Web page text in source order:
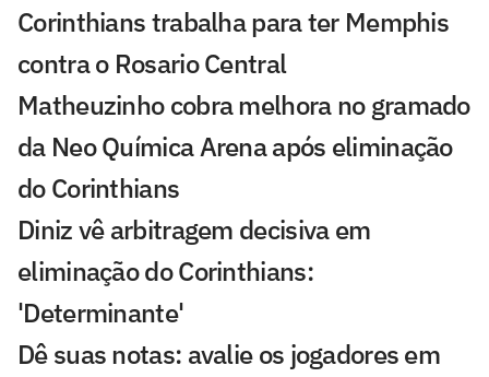
Corinthians trabalha para ter Memphis
contra o Rosario Central
Matheuzinho cobra melhora no gramado
da Neo Química Arena após eliminação
do Corinthians
Diniz vê arbitragem decisiva em
eliminação do Corinthians:
'Determinante'
Dê suas notas: avalie os jogadores em